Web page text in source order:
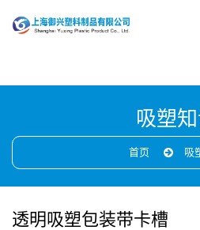
吸塑
首页 吸
透明吸塑包装带卡槽